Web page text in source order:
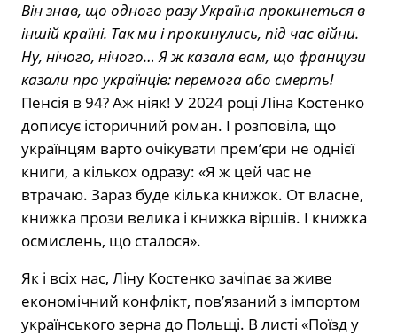
Він знав, що одного разу Україна прокинеться в
іншій країні. Так ми і прокинулись, під час війни.
Ну, нічого, нічого… Я ж казала вам, що французи
казали про українців: перемога або смерть!
Пенсія в 94? Аж ніяк! У 2024 році Ліна Костенко
дописує історичний роман. І розповіла, що
українцям варто очікувати прем’єри не однієї
книги, а кількох одразу: «Я ж цей час не
втрачаю. Зараз буде кілька книжок. От власне,
книжка прози велика і книжка віршів. І книжка
осмислень, що сталося».
Як і всіх нас, Ліну Костенко зачіпає за живе
економічний конфлікт, пов’язаний з імпортом
українського зерна до Польщі. В листі «Поїзд у